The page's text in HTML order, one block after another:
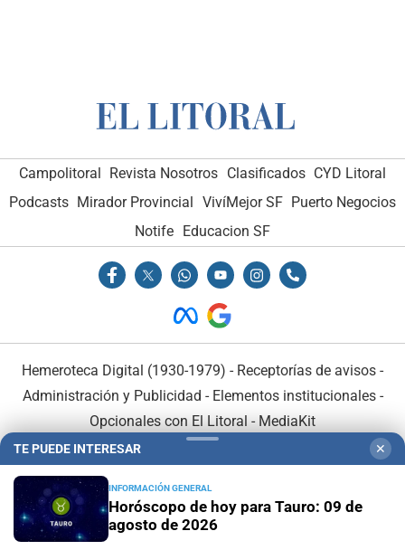
Campolitoral Revista Nosotros Clasificados CYD Litoral
Podcasts Mirador Provincial VivíMejor SF Puerto Negocios
Notife Educacion SF
Hemeroteca Digital (1930-1979) - Receptorías de avisos -
Administración y Publicidad - Elementos institucionales-
Opcionales con El Litoral - MediaKit
TE PUEDE INTERESAR ✕
INFORMACIÓN GENERAL
Horóscopo de hoy para Tauro: 09 de
agosto de 2026